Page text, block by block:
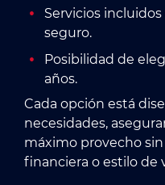
Servicios
seguro.
Posibilidad de
años.
Cada opción está
necesidades,
máximo provecho
financiera o estilo de